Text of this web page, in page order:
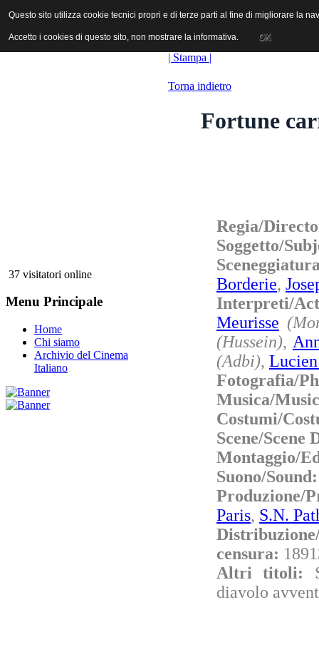
ANICA | Associazione Nazionale Industrie Cinematografiche
37 visitatori online
Menu Principale
Home
Chi siamo
Archivio del Cinema
Italiano
| Stampa |
Torna indietro
Fortune
Regia/
Soggetto/
Borderie,
Interpreti/
Meurisse
(Hussein),
(Adbi),
Fotografia/
Musica/
Costumi/
Scene/Scene
Montaggio/
Suono/
Paris, S.N.
censura:
Altri titoli:
diavolo
Questo sito utilizza cookie tecnici propri e di terze parti al fine di migliorare la
Accetto i cookies di questo sito, non mostrare la informativa. OK
Questo sito utilizza cookie tecnici propri e di terze parti al fine di migliorare la
Accetto i cookies di questo sito, non mostrare la informativa. OK